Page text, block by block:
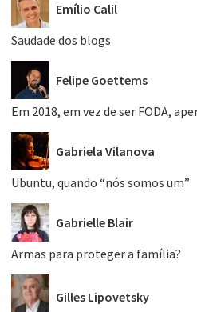
Emílio Calil
Saudade dos blogs
Felipe Goettems
Em 2018, em vez de ser FODA,
Gabriela Vilanova
Ubuntu, quando “nós somos um”
Gabrielle Blair
Armas para proteger a família?
Gilles Lipovetsky